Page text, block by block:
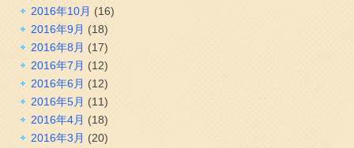
2016年10月 (16)
2016年9月 (18)
2016年8月 (17)
2016年7月 (12)
2016年6月 (12)
2016年5月 (11)
2016年4月 (18)
2016年3月 (20)